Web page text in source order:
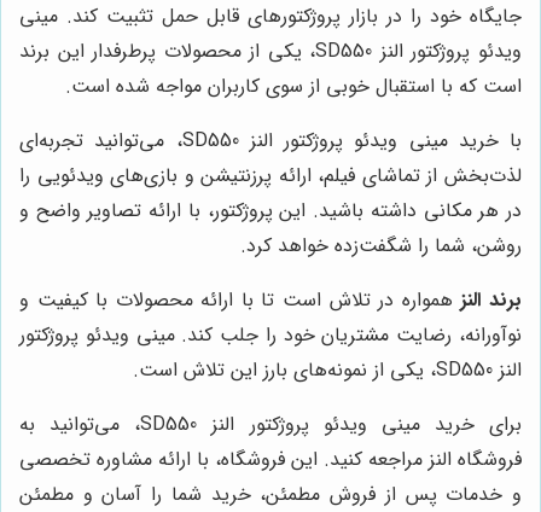
جایگاه خود را در بازار پروژکتورهای قابل حمل تثبیت کند. مینی
ویدئو پروژکتور النز SD550، یکی از محصولات پرطرفدار این برند
است که با استقبال خوبی از سوی کاربران مواجه شده است.
با خرید مینی ویدئو پروژکتور النز SD550، می‌توانید تجربه‌ای
لذت‌بخش از تماشای فیلم، ارائه پرزنتیشن و بازی‌های ویدئویی را
در هر مکانی داشته باشید. این پروژکتور، با ارائه تصاویر واضح و
روشن، شما را شگفت‌زده خواهد کرد.
برند النزهمواره در تلاش است تا با ارائه محصولات با کیفیت و
نوآورانه، رضایت مشتریان خود را جلب کند. مینی ویدئو پروژکتور
النز SD550، یکی از نمونه‌های بارز این تلاش است.
برای خرید مینی ویدئو پروژکتور النز SD550، می‌توانید به
فروشگاه النز مراجعه کنید. این فروشگاه، با ارائه مشاوره تخصصی
و خدمات پس از فروش مطمئن، خرید شما را آسان و مطمئن